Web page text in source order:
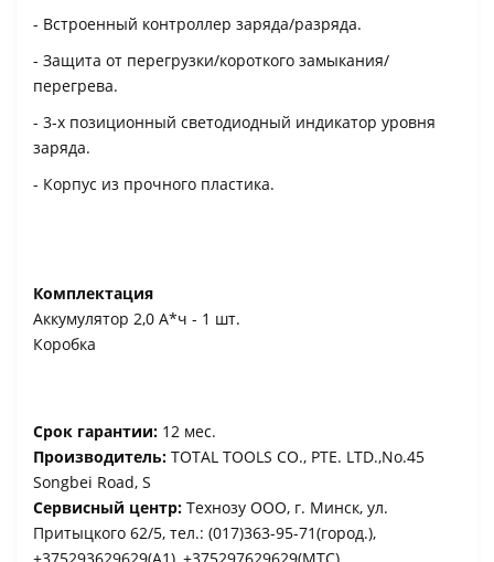
- Встроенный контроллер заряда/разряда.
- Защита от перегрузки/короткого замыкания/
перегрева.
- 3-х позиционный светодиодный индикатор уровня
заряда.
- Корпус из прочного пластика.
Комплектация
Аккумулятор 2,0 А*ч - 1 шт.
Коробка
Срок гарантии: 12 мес.
Производитель: TOTAL TOOLS CO., PTE. LTD.,No.45
Songbei Road, S
Сервисный центр: Технозу ООО, г. Минск, ул.
Притыцкого 62/5, тел.: (017)363-95-71(город.),